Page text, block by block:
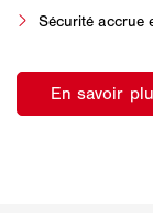
Sécurité accrue